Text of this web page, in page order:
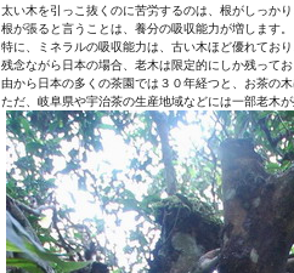
太い木を引っこ抜くのに苦労するのは、根がしっかり
根が張ると言うことは、養分の吸収能力が増します。
特に、ミネラルの吸収能力は、古い木ほど優れてお
残念ながら日本の場合、老木は限定的にしか残って
由から日本の多くの茶園では３０年経つと、お茶の木
ただ、岐阜県や宇治茶の生産地域などには一部老木